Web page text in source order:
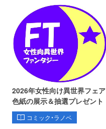
2026年女性向け異世界フェア
色紙の展示＆抽選プレゼント
コミック・ラノベ